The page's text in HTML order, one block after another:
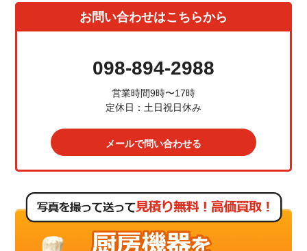
お問い合わせはこちらから
098-894-2988
営業時間9時〜17時
定休日：土日祝日休み
メールで問い合わせる